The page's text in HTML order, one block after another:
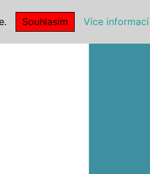
Souhlasím Více informací